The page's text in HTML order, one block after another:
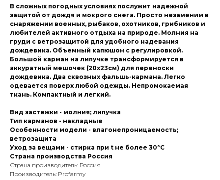
В сложных погодных условиях послужит надежной
защитой от дождя и мокрого снега. Просто незаменим в
снаряжении военных, рыбаков, охотников, грибников и
любителей активного отдыха на природе. Молния на
груди с ветрозащитой для удобного надевания
дождевика. Объемный капюшон с регулировкой.
Большой карман на липучке трансформируется в
аккуратный мешочек (20х23см) для переноски
дождевика. Два сквозных фальшь-кармана. Легко
одевается поверх любой одежды. Непромокаемая
ткань. Компактный и легкий.
Вид застежки - молния; липучка
Тип карманов - накладные
Особенности модели - влагонепроницаемость;
ветрозащита
Уход за вещами - стирка при t не более 30°C
Страна производства Россия
Страна производитель: Россия
Производитель: Profarmy